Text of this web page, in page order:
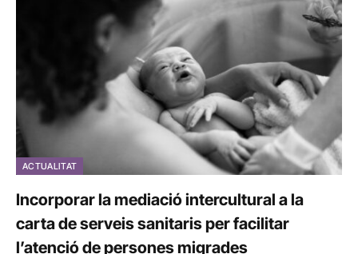
ACTUALITAT
Incorporar la mediació intercultural a la
carta de serveis sanitaris per facilitar
l’atenció de persones migrades